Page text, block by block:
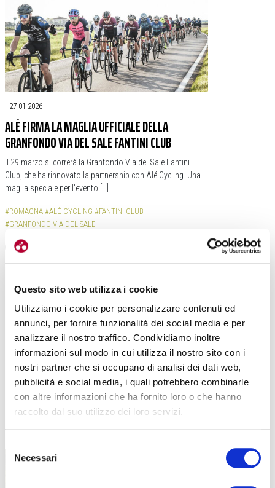
Questo sito web utilizza i cookie
Utilizziamo i cookie per personalizzare contenuti ed
annunci, per fornire funzionalità dei social media e per
analizzare il nostro traffico. Condividiamo inoltre
informazioni sul modo in cui utilizza il nostro sito con i
nostri partner che si occupano di analisi dei dati web,
pubblicità e social media, i quali potrebbero combinarle
con altre informazioni che ha fornito loro o che hanno
raccolto dal suo utilizzo dei loro servizi.
delNecessari
| 27-01-2026
ALÉ FIRMA LA MAGLIA UFFICIALE DELLA
GRANFONDO VIA DEL SALE FANTINI CLUB
Il 29 marzo si correrà la Granfondo Via del Sale Fantini
Club, che ha rinnovato la partnership con Alé Cycling. Una
maglia speciale per l’evento […]
#ROMAGNA #ALÉ CYCLING #FANTINI CLUB
#GRANFONDO VIA DEL SALE
TUTTE LE CATEGORIE DEL MAGAZINE